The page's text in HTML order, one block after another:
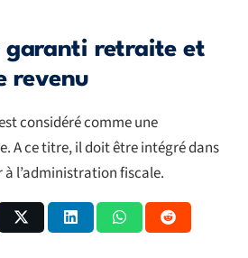
garanti retraite et
revenu
considéré comme une
A ce titre, il doit être intégré dans
à l’administration fiscale.